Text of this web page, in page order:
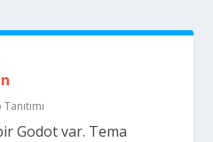
Godot var. Tema